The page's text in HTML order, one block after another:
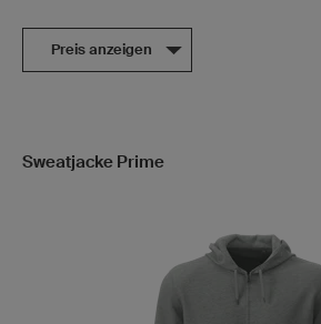
Preis anzeigen
Sweatjacke Prime